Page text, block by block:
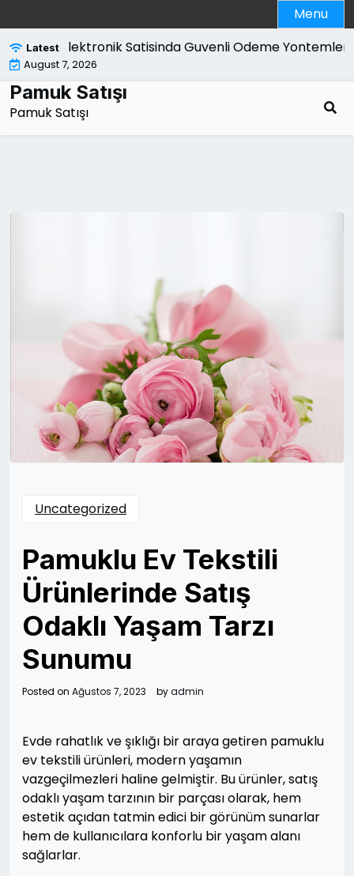
to
content
Menu
Latest
El Elektronik Satisinda Guvenli Odeme Yontemleri |
August 7, 2026
Pamuk Satışı
Pamuk Satışı
Uncategorized
Pamuklu Ev Tekstili
Ürünlerinde Satış
Odaklı Yaşam Tarzı
Sunumu
Posted on Ağustos 7, 2023 byadmin
Evde rahatlık ve şıklığı bir araya getiren pamuklu
ev tekstili ürünleri, modern yaşamın
vazgeçilmezleri haline gelmiştir. Bu ürünler, satış
odaklı yaşam tarzının bir parçası olarak, hem
estetik açıdan tatmin edici bir görünüm sunarlar
hem de kullanıcılara konforlu bir yaşam alanı
sağlarlar.